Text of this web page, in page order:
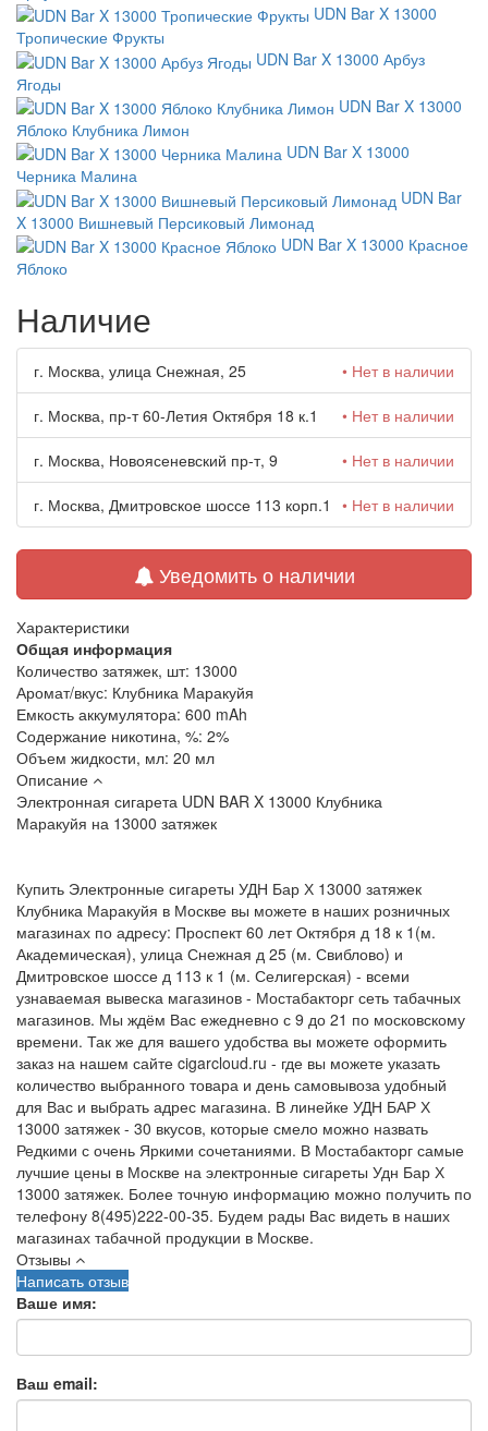
UDN Bar X 13000
Тропические Фрукты
UDN Bar X 13000 Арбуз
Ягоды
UDN Bar X 13000
Яблоко Клубника Лимон
UDN Bar X 13000
Черника Малина
UDN Bar
X 13000 Вишневый Персиковый Лимонад
UDN Bar X 13000 Красное
Яблоко
Наличие
г. Москва, улица Снежная, 25 • Нет в наличии
г. Москва, пр-т 60-Летия Октября 18 к.1 • Нет в наличии
г. Москва, Новоясеневский пр-т, 9 • Нет в наличии
г. Москва, Дмитровское шоссе 113 корп.1 • Нет в наличии
Уведомить о наличии
Характеристики
Общая информация
Количество затяжек, шт: 13000
Аромат/вкус: Клубника Маракуйя
Емкость аккумулятора: 600 mAh
Содержание никотина, %: 2%
Объем жидкости, мл: 20 мл
Описание
Электронная сигарета UDN BAR X 13000 Клубника
Маракуйя на 13000 затяжек
Купить Электронные сигареты УДН Бар Х 13000 затяжек
Клубника Маракуйя в Москве вы можете в наших розничных
магазинах по адресу: Проспект 60 лет Октября д 18 к 1(м.
Академическая), улица Снежная д 25 (м. Свиблово) и
Дмитровское шоссе д 113 к 1 (м. Селигерская) - всеми
узнаваемая вывеска магазинов - Мостабакторг сеть табачных
магазинов. Мы ждём Вас ежедневно с 9 до 21 по московскому
времени. Так же для вашего удобства вы можете оформить
заказ на нашем сайте cigarcloud.ru - где вы можете указать
количество выбранного товара и день самовывоза удобный
для Вас и выбрать адрес магазина. В линейке УДН БАР Х
13000 затяжек - 30 вкусов, которые смело можно назвать
Редкими с очень Яркими сочетаниями. В Мостабакторг самые
лучшие цены в Москве на электронные сигареты Удн Бар Х
13000 затяжек. Более точную информацию можно получить по
телефону 8(495)222-00-35. Будем рады Вас видеть в наших
магазинах табачной продукции в Москве.
Отзывы
Написать отзыв
Ваше имя:
Ваш email: